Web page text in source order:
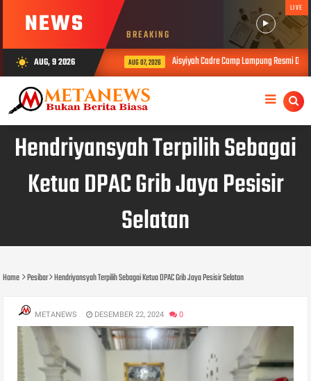
NEWS BREAKING
LIVE
wb_sunny AUG, 9 2026 AUG 07, 2026 Aisyiyah Cadre Camp Lampung Resmi
Hendriyansyah Terpilih Sebagai
Ketua DPAC Grib Jaya Pesisir
Selatan
Home Pesibar Hendriyansyah Terpilih Sebagai Ketua DPAC Grib Jaya Pesisir Selatan
METANEWS DESEMBER 22, 2024 0